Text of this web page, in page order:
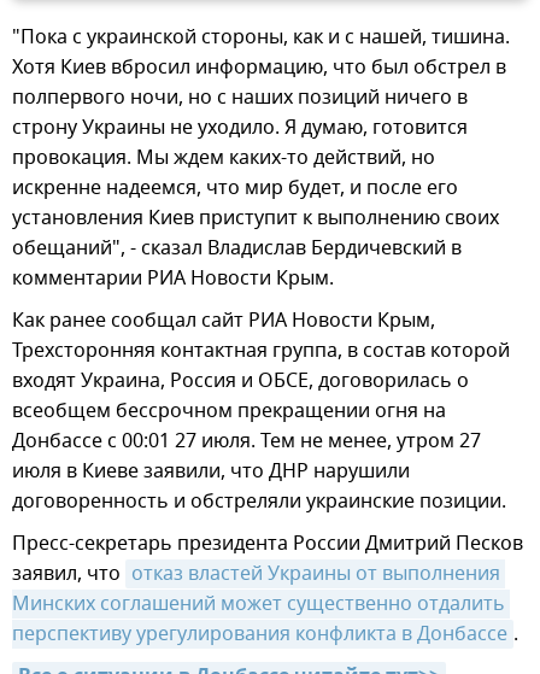
"Пока с украинской стороны, как и с нашей, тишина.
Хотя Киев вбросил информацию, что был обстрел в
полпервого ночи, но с наших позиций ничего в
строну Украины не уходило. Я думаю, готовится
провокация. Мы ждем каких-то действий, но
искренне надеемся, что мир будет, и после его
установления Киев приступит к выполнению своих
обещаний", - сказал Владислав Бердичевский в
комментарии РИА Новости Крым.
Как ранее сообщал сайт РИА Новости Крым,
Трехсторонняя контактная группа, в состав которой
входят Украина, Россия и ОБСЕ, договорилась о
всеобщем бессрочном прекращении огня на
Донбассе с 00:01 27 июля. Тем не менее, утром 27
июля в Киеве заявили, что ДНР нарушили
договоренность и обстреляли украинские позиции.
Пресс-секретарь президента России Дмитрий Песков
заявил, что отказ властей Украины от выполнения
Минских соглашений может существенно отдалить
перспективу урегулирования конфликта в Донбассе .